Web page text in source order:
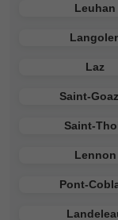
Leuhan
Laz
Saint-
Saint-
Lennon
Pont-